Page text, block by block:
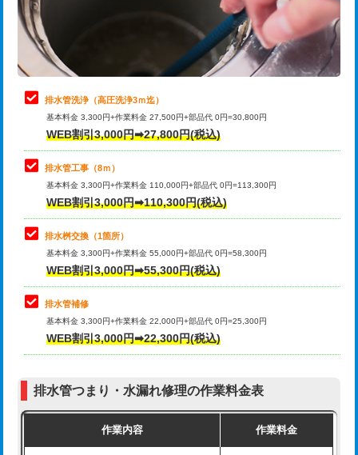
排水管工事（土の掘削・埋め戻し作
業）
11,000円~
排水管工事（排水管工事/3ｍまで） 55,000円
排水管工事（追加 排水管工事/3ｍ超
え）
マス交換（土の掘削・埋め戻し作業）
マス交換（深さ50㎝未満）
マス交換（深さ50㎝以上）
コンクリート斫り（厚さ10㎝まで）
コンクリート斫り（厚さ10㎝超え）
モルタル補修（厚さ10㎝まで）
モルタル補修（厚さ10㎝超え）
追加人工 16,500円
現場見積
止水・漏水調査・防水処理・清掃・修
理・調整・分解・加工など（軽作業）
11,000円
止水・漏水調査・防水処理・清掃・修
理・調整・分解・加工など（中作業）
22,000円
止水・漏水調査・防水処理・清掃・修
理・調整・分解・加工など（重作業）
33,000円
その他部品の脱着
交換・取付（タンク）
交換・取付(単水栓（壁付・デッキ
式）)
交換・取付(混合水栓（壁付・デッキ
式・ワンホール）)
16,500円+材料費
交換・取付(排水栓・排水トラップ
交換・取付（その他部品） 11,000円+材料費
持込商品取付（単水栓） 13,200円
持込商品取付（混合水栓） 16,500円
排水管洗浄（高圧洗浄3ｍ迄）
基本料金 3,300円+作業料金 27,500円+部品代 0円=30,800円
WEB割引3,000円➡27,800円(税込)
排水管工事（8ｍ）
基本料金 3,300円+作業料金 110,000円+部品代 0円=113,300円
WEB割引3,000円➡110,300円(税込)
排水桝交換（1箇所）
基本料金 3,300円+作業料金 55,000円+部品代 0円=58,300円
WEB割引3,000円➡55,300円(税込)
排水管補修
基本料金 3,300円+作業料金 22,000円+部品代 0円=25,300円
WEB割引3,000円➡22,300円(税込)
排水管つまり・水漏れ修理の作業料金表
作業内容 作業料金